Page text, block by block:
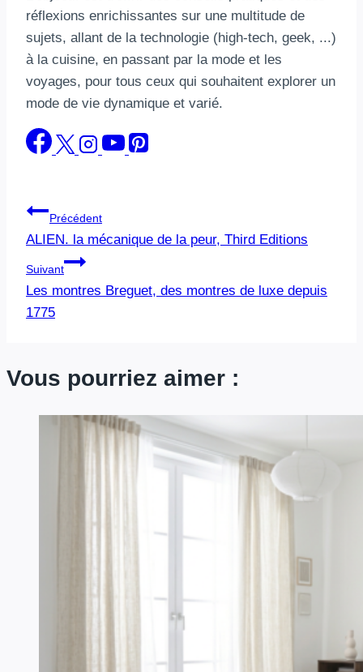
réflexions enrichissantes sur une multitude de
sujets, allant de la technologie (high-tech, geek, ...)
à la cuisine, en passant par la mode et les
voyages, pour tous ceux qui souhaitent explorer un
mode de vie dynamique et varié.
Navigation
de
l’article
Précédent
ALIEN. la mécanique de la peur, Third Editions
Suivant
Les montres Breguet, des montres de luxe depuis
1775
Vous pourriez aimer :